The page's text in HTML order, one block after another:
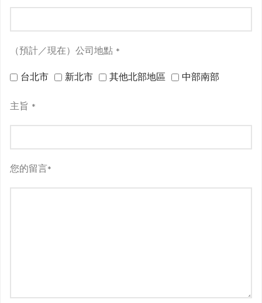
（預計／現在）公司地點 *
台北市 新北市 其他北部地區 中部南部
主旨 *
您的留言*